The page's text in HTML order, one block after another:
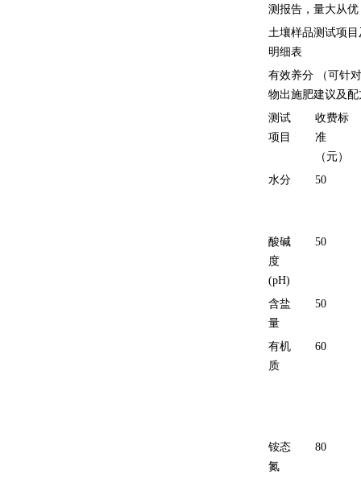
测报告，量大从
土壤样品测试项
明细表
有效养分 （可针
物出施肥建议及配
测试
项目
收费标
准
（元）
水分
50
酸碱
度
(pH)
50
含盐
量
50
有机
质
60
铵态
氮
80